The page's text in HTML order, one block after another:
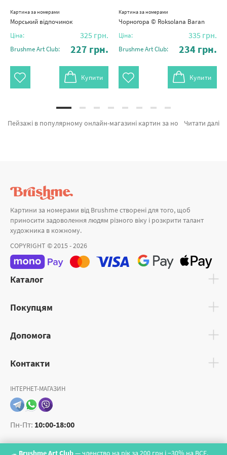
Картина за номерами
Морський відпочинок
Ціна: 325 грн.
Brushme Art Club: 227 грн.
Купити
Картина за номерами
Чорногора © Roksolana Baran
Ціна: 335 грн.
Brushme Art Club: 234 грн.
Купити
Brushme Art Club— членство на рік за 200 грн і −30% на ВСЕ.
Читати далі
Пейзажі в популярному онлайн-магазині картин за номерами и алмазної мозаїки Brushme. Тут можна придбати Картина за номерами Море на двох BS51598 від відомого бренду Brushme який підкуповує продуманістю. Будь-який товар з лінійки «Картини за номерами» підтверджений довірою покупців та спеціалістів. Політ над лавандовим полем, Ранковий пейзаж и Містечко під Альпами а также хороший вибір позицій за привабливою ціною. Оформлюючи замовлення Нью Йорк разом з картина за номерами японська, швидко відправимо в Рівне або невелике місто України. Авторські колекції або картини за номерами романтика, оформляйте замовлення прямо зараз!
Картини за номерами від Brushme створені для того, щоб
приносити задоволення людям різного віку і розкрити талант
художника в кожному.
COPYRIGHT © 2015 - 2026
Каталог
Покупцям
Допомога
Контакти
ІНТЕРНЕТ-МАГАЗИН
Пн-Пт: 10:00-18:00